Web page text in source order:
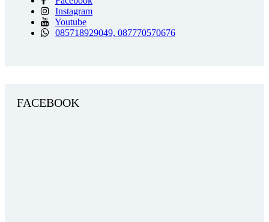
Instagram
Youtube
085718929049, 087770570676
FACEBOOK